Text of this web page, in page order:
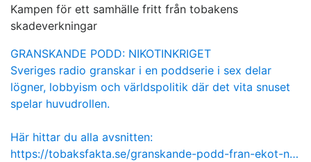
Kampen för ett samhälle fritt från tobakens
skadeverkningar
GRANSKANDE PODD: NIKOTINKRIGET
Sveriges radio granskar i en poddserie i sex delar
lögner, lobbyism och världspolitik där det vita snuset
spelar huvudrollen.
Här hittar du alla avsnitten:
https://tobaksfakta.se/granskande-podd-fran-ekot-n…